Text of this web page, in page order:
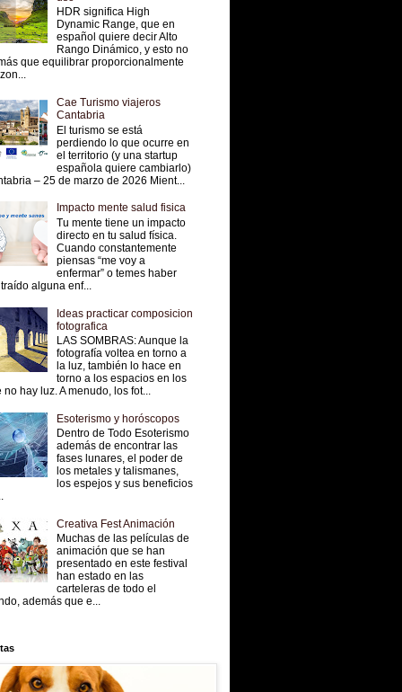
HDR significa High
Dynamic Range, que en
español quiere decir Alto
Rango Dinámico, y esto no
que equilibrar proporcionalmente
Cae Turismo viajeros
Cantabria
El turismo se está
perdiendo lo que ocurre en
el territorio (y una startup
española quiere cambiarlo)
– 25 de marzo de 2026 Mient...
Impacto mente salud fisica
Tu mente tiene un impacto
directo en tu salud física.
Cuando constantemente
piensas “me voy a
enfermar” o temes haber
alguna enf...
Ideas practicar composicion
fotografica
LAS SOMBRAS: Aunque la
fotografía voltea en torno a
la luz, también lo hace en
torno a los espacios en los
no hay luz. A menudo, los fot...
Esoterismo y horóscopos
Dentro de Todo Esoterismo
además de encontrar las
fases lunares, el poder de
los metales y talismanes,
los espejos y sus beneficios
Creativa Fest Animación
Muchas de las películas de
animación que se han
presentado en este festival
han estado en las
carteleras de todo el
además que e...